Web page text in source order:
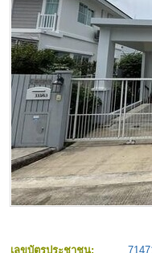
เลขบัตรประชาชน: